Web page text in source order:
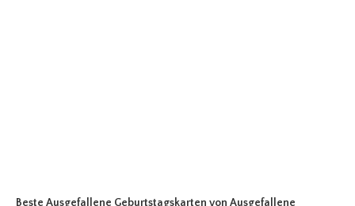
Beste Ausgefallene Geburtstagskarten von Ausgefallene